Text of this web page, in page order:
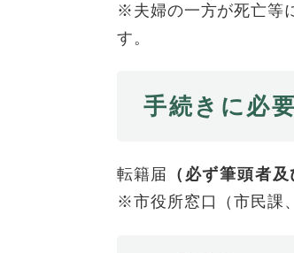
※夫婦の一方が死亡等
す。
手続きに必
転籍届 （必ず筆頭者
※市役所窓口（市民課